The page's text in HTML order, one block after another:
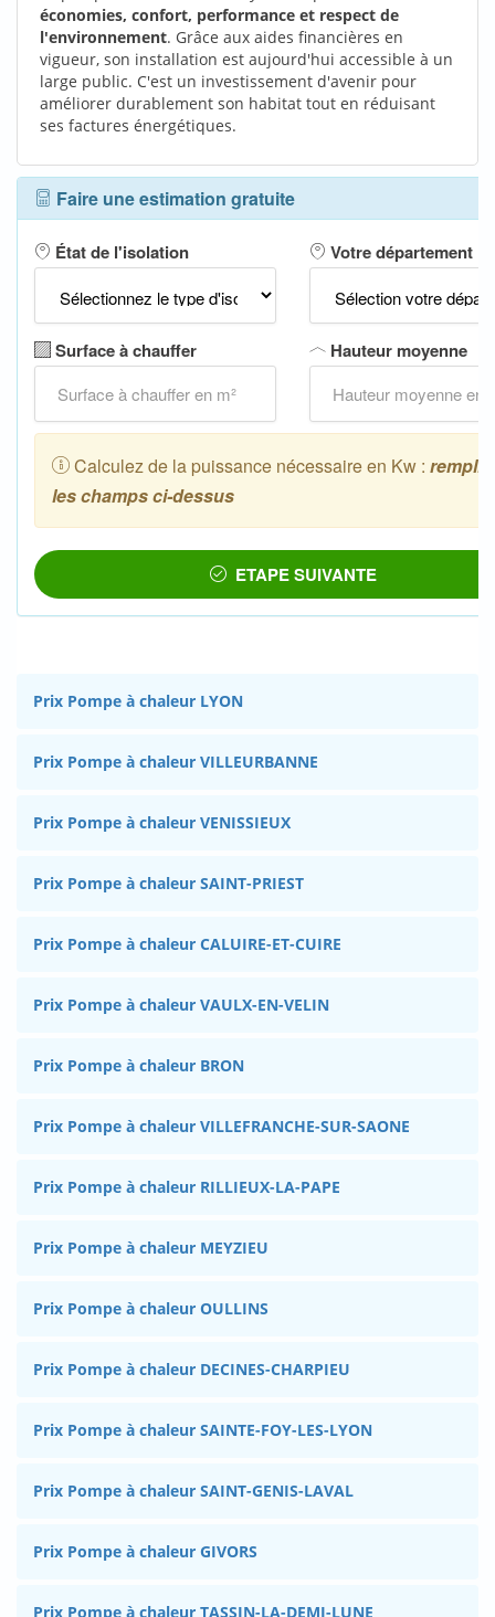
économies, confort, performance et respect de
l'environnement. Grâce aux aides financières en
vigueur, son installation est aujourd'hui accessible à un
large public. C'est un investissement d'avenir pour
améliorer durablement son habitat tout en réduisant
ses factures énergétiques.
Prix Pompe à chaleur LYON
Prix Pompe à chaleur VILLEURBANNE
Prix Pompe à chaleur VENISSIEUX
Prix Pompe à chaleur SAINT-PRIEST
Prix Pompe à chaleur CALUIRE-ET-CUIRE
Prix Pompe à chaleur VAULX-EN-VELIN
Prix Pompe à chaleur BRON
Prix Pompe à chaleur VILLEFRANCHE-SUR-SAONE
Prix Pompe à chaleur RILLIEUX-LA-PAPE
Prix Pompe à chaleur MEYZIEU
Prix Pompe à chaleur OULLINS
Prix Pompe à chaleur DECINES-CHARPIEU
Prix Pompe à chaleur SAINTE-FOY-LES-LYON
Prix Pompe à chaleur SAINT-GENIS-LAVAL
Prix Pompe à chaleur GIVORS
Prix Pompe à chaleur TASSIN-LA-DEMI-LUNE